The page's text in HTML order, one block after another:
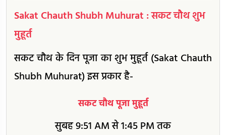
Sakat Chauth Shubh Muhurat : सकट चौथ शुभ
मुहूर्त
सकट चौथ के दिन पूजा का शुभ मुहूर्त (Sakat Chauth
Shubh Muhurat) इस प्रकार है-
सकट चौथ पूजा मुहूर्त
सुबह 9:51 AM से 1:45 PM तक